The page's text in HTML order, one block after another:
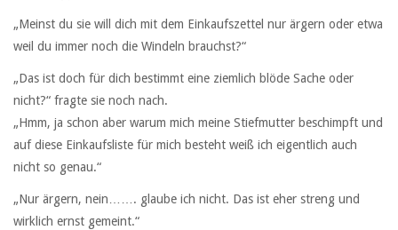
„Meinst du sie will dich mit dem Einkaufszettel nur ärgern oder etwa
weil du immer noch die Windeln brauchst?“
„Das ist doch für dich bestimmt eine ziemlich blöde Sache oder
nicht?“ fragte sie noch nach.
„Hmm, ja schon aber warum mich meine Stiefmutter beschimpft und
auf diese Einkaufsliste für mich besteht weiß ich eigentlich auch
nicht so genau.“
„Nur ärgern, nein……. glaube ich nicht. Das ist eher streng und
wirklich ernst gemeint.“